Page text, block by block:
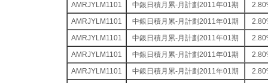
AMRJYLM1101
中銀日積月累-月計劃2011年01期
AMRJYLM1101
中銀日積月累-月計劃2011年01期
AMRJYLM1101
中銀日積月累-月計劃2011年01期
AMRJYLM1101
中銀日積月累-月計劃2011年01期
AMRJYLM1101
中銀日積月累-月計劃2011年01期